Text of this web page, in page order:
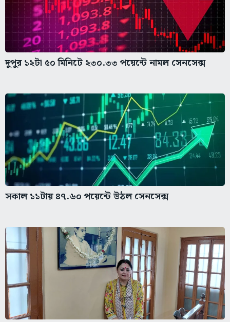
দুপুর ১২টা ৫০ মিনিটে ২৩০.৩৩ পয়েন্টে নামল সেনসেক্স
সকাল ১১টায় ৪৭.৬০ পয়েন্টে উঠল সেনসেক্স